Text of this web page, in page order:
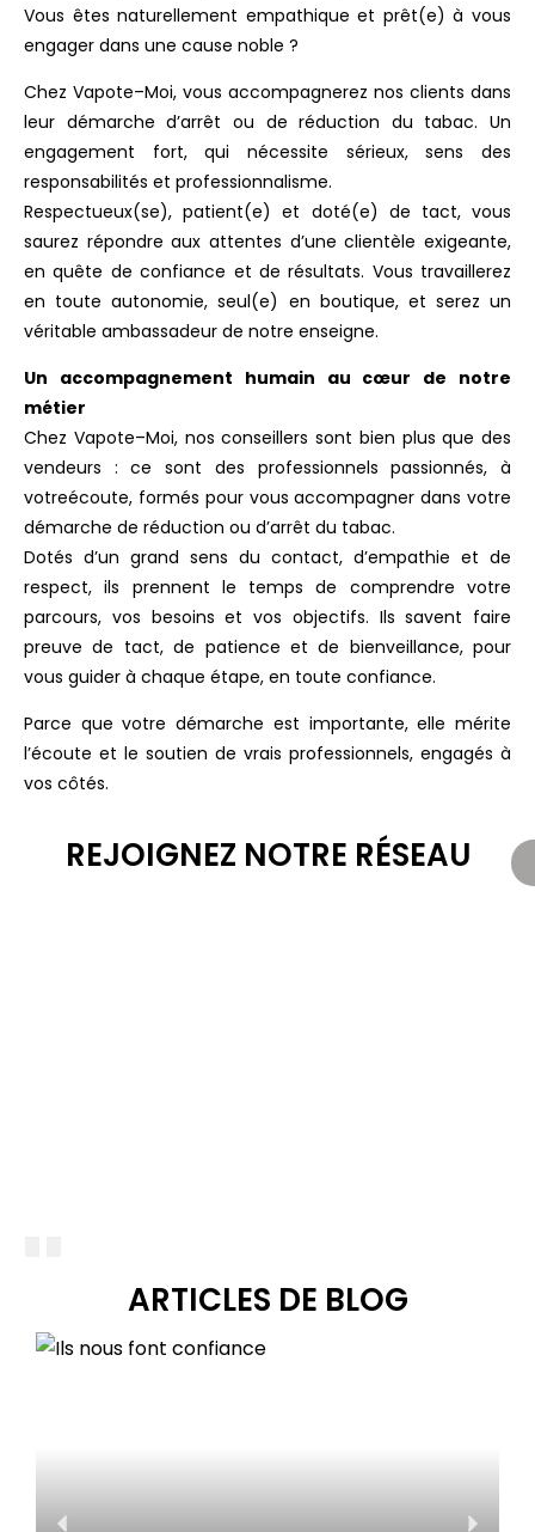
Vous êtes naturellement empathique et prêt(e) à vous
engager dans une cause noble ?
Chez Vapote–Moi, vous accompagnerez nos clients dans
leur démarche d’arrêt ou de réduction du tabac. Un
engagement fort, qui nécessite sérieux, sens des
responsabilités et professionnalisme.
Respectueux(se), patient(e) et doté(e) de tact, vous
saurez répondre aux attentes d’une clientèle exigeante,
en quête de confiance et de résultats. Vous travaillerez
en toute autonomie, seul(e) en boutique, et serez un
véritable ambassadeur de notre enseigne.
Un accompagnement humain au cœur de notre
métier
Chez Vapote–Moi, nos conseillers sont bien plus que des
vendeurs : ce sont des professionnels passionnés, à
votreécoute, formés pour vous accompagner dans votre
démarche de réduction ou d’arrêt du tabac.
Dotés d’un grand sens du contact, d’empathie et de
respect, ils prennent le temps de comprendre votre
parcours, vos besoins et vos objectifs. Ils savent faire
preuve de tact, de patience et de bienveillance, pour
vous guider à chaque étape, en toute confiance.
Parce que votre démarche est importante, elle mérite
l’écoute et le soutien de vrais professionnels, engagés à
vos côtés.
REJOIGNEZ NOTRE RÉSEAU
ARTICLES DE BLOG